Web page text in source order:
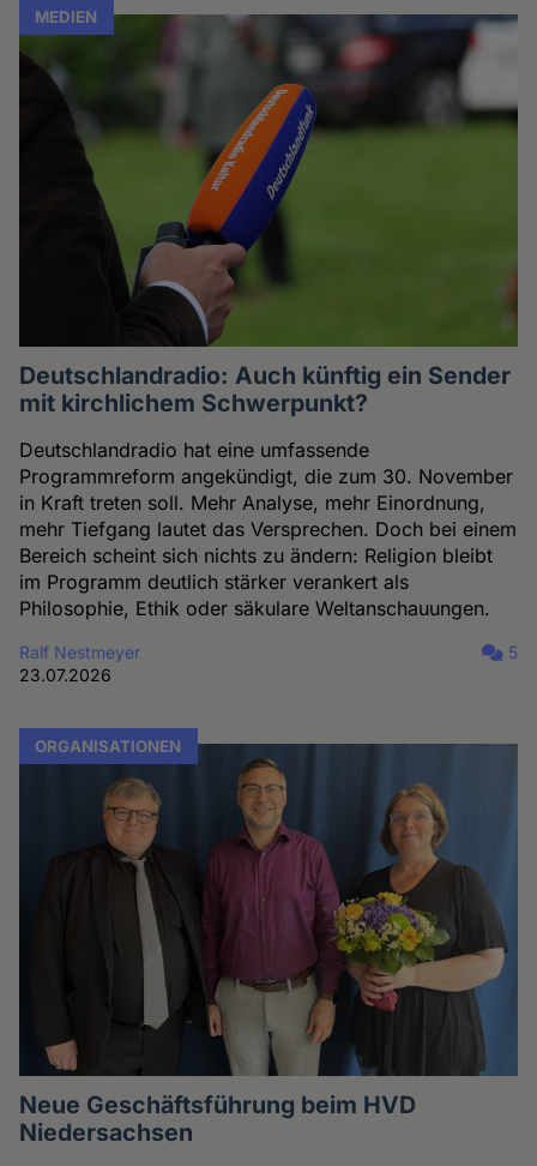
MEDIEN
Deutschlandradio: Auch künftig ein Sender
mit kirchlichem Schwerpunkt?
Deutschlandradio hat eine umfassende
Programmreform angekündigt, die zum 30. November
in Kraft treten soll. Mehr Analyse, mehr Einordnung,
mehr Tiefgang lautet das Versprechen. Doch bei einem
Bereich scheint sich nichts zu ändern: Religion bleibt
im Programm deutlich stärker verankert als
Philosophie, Ethik oder säkulare Weltanschauungen.
Ralf Nestmeyer
23.07.2026
5
ORGANISATIONEN
Neue Geschäftsführung beim HVD
Niedersachsen